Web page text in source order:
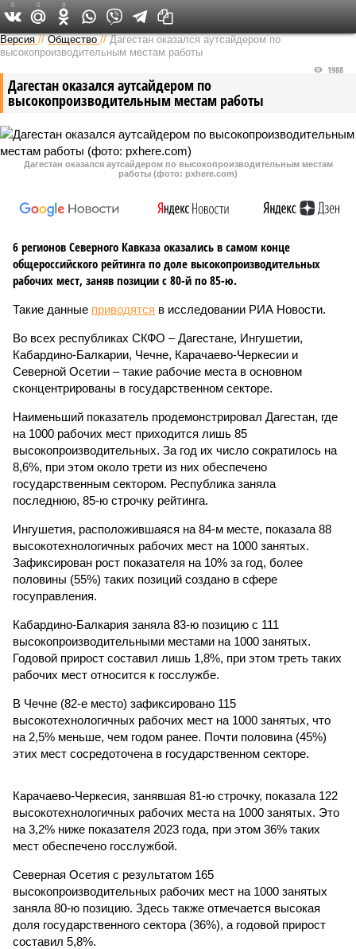
Версия на Кавказе
Версия //Общество //Дагестан оказался аутсайдером по
высокопроизводительным местам работы
Дагестан оказался аутсайдером по
высокопроизводительным местам работы
1988
Дагестан оказался аутсайдером по высокопроизводительным местам
работы (фото: pxhere.com)
6 регионов Северного Кавказа оказались в самом конце
общероссийского рейтинга по доле высокопроизводительных
рабочих мест, заняв позиции с 80-й по 85-ю.
Такие данные приводятся в исследовании РИА Новости.
Во всех республиках СКФО – Дагестане, Ингушетии,
Кабардино-Балкарии, Чечне, Карачаево-Черкесии и
Северной Осетии – такие рабочие места в основном
сконцентрированы в государственном секторе.
Наименьший показатель продемонстрировал Дагестан, где
на 1000 рабочих мест приходится лишь 85
высокопроизводительных. За год их число сократилось на
8,6%, при этом около трети из них обеспечено
государственным сектором. Республика заняла
последнюю, 85-ю строчку рейтинга.
Ингушетия, расположившаяся на 84-м месте, показала 88
высокотехнологичных рабочих мест на 1000 занятых.
Зафиксирован рост показателя на 10% за год, более
половины (55%) таких позиций создано в сфере
госуправления.
Кабардино-Балкария заняла 83-ю позицию с 111
высокопроизводительными местами на 1000 занятых.
Годовой прирост составил лишь 1,8%, при этом треть таких
рабочих мест относится к госслужбе.
В Чечне (82-е место) зафиксировано 115
высокотехнологичных рабочих мест на 1000 занятых, что
на 2,5% меньше, чем годом ранее. Почти половина (45%)
этих мест сосредоточена в государственном секторе.
Карачаево-Черкесия, занявшая 81-ю строчку, показала 122
высокотехнологичных рабочих места на 1000 занятых. Это
на 3,2% ниже показателя 2023 года, при этом 36% таких
мест обеспечено госслужбой.
Северная Осетия с результатом 165
высокопроизводительных рабочих мест на 1000 занятых
заняла 80-ю позицию. Здесь также отмечается высокая
доля государственного сектора (36%), а годовой прирост
составил 5,8%.
0 0 0